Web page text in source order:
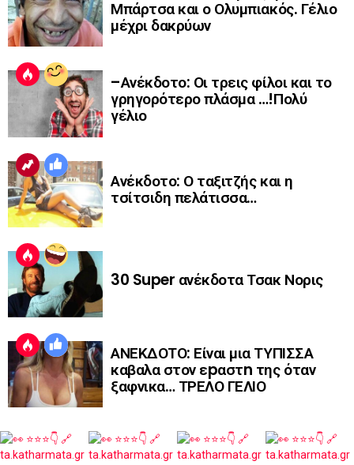
Μπάρτσα και ο Ολυμπιακός. Γέλιο
μέχρι δακρύων
–Ανέκδοτο: Οι τρεις φίλοι και το
γρηγορότερο πλάσμα …!Πολύ
γέλιο
Ανέκδοτο: Ο ταξιτζής και η
τσίτσιδη πελάτισσα…
30 Super ανέκδοτα Τσακ Νορις
ΑΝΕΚΔΟΤΟ: Είναι μια ΤΥΠΙΣΣΑ
καβαλα στον εpαστn της όταν
ξαφνικα… ΤΡΕΛΟ ΓΕΛΙΟ